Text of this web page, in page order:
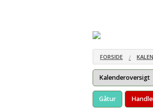
FORSIDE
Kalenderoversigt
Gåtur